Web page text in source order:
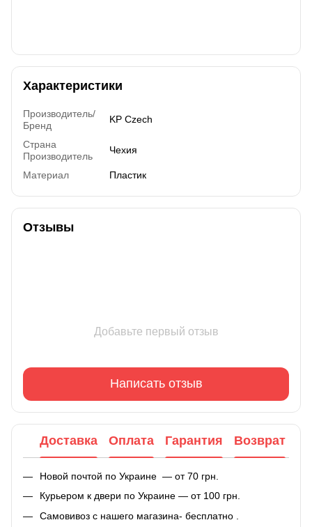
Характеристики
Производитель/
Бренд
KP Czech
Страна
Производитель
Чехия
Материал Пластик
Отзывы
Добавьте первый отзыв
Написать отзыв
Доставка Оплата Гарантия Возврат
Новой почтой по Украине — от 70 грн.
Курьером к двери по Украине — от 100 грн.
Самовивоз с нашего магазина- бесплатно .